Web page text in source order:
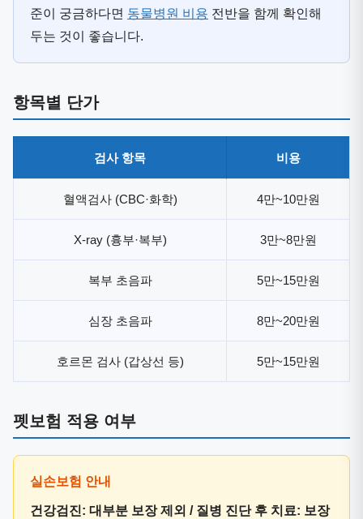
준이 궁금하다면 동물병원 비용 전반을 함께 확인해
두는 것이 좋습니다.
항목별 단가
검사 항목 비용
혈액검사 (CBC·화학) 4만~10만원
X-ray (흉부·복부) 3만~8만원
복부 초음파 5만~15만원
심장 초음파 8만~20만원
호르몬 검사 (갑상선 등) 5만~15만원
펫보험 적용 여부
건강검진: 대부분 보장 제외 / 질병 진단 후 치료: 보장